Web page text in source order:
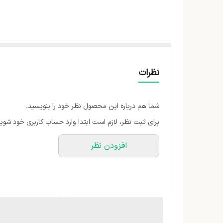
نظرات
شما هم درباره این محصول نظر خود را بنویسید.
برای ثبت نظر، لازم است ابتدا وارد حساب کاربری خود
افزودن نظر